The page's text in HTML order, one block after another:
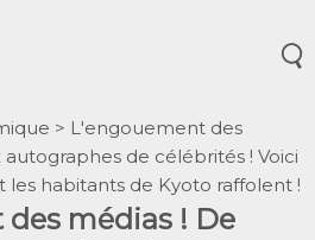
> L'engouement des
de célébrités ! Voici
les habitants de Kyoto raffolent !
médias ! De